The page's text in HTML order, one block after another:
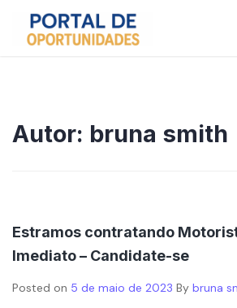
Autor: bruna smith
Estramos contratando
Imediato – Candidate-se
Posted on 5 de maio de 2023 By bruna